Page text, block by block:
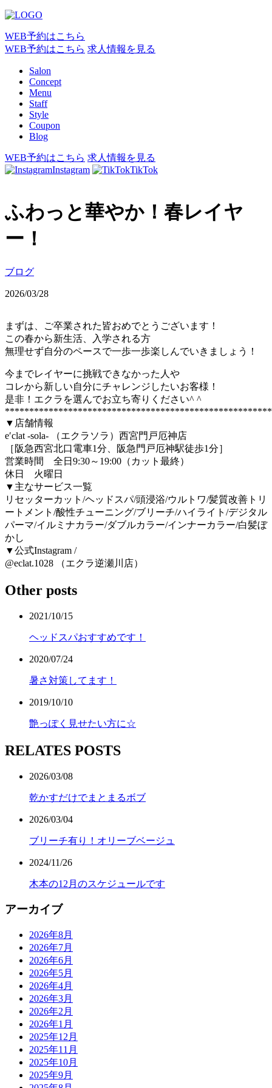
WEB予約はこちら
WEB予約はこちら 求人情報を見る
Salon
Concept
Menu
Staff
Style
Coupon
Blog
WEB予約はこちら 求人情報を見る
Instagram
TikTok
ふわっと華やか！春レイヤ
ー！
ブログ
2026/03/28
まずは、ご卒業された皆おめでとうございます！
この春から新生活、入学される方
無理せず自分のペースで一歩一歩楽しんでいきましょう！
今までレイヤーに挑戦できなかった人や
コレから新しい自分にチャレンジしたいお客様！
是非！エクラを選んでお立ち寄りください^ ^
▼店舗情報
e′clat -sola- （エクラソラ）西宮門戸厄神店
［阪急西宮北口電車1分、阪急門戸厄神駅徒歩1分］
営業時間 全日9:30～19:00（カット最終）
休日 火曜日
▼主なサービス一覧
リセッターカット/ヘッドスパ/頭浸浴/ウルトワ/髪質改善トリ
ートメント/酸性チューニング/ブリーチ/ハイライト/デジタル
パーマ/イルミナカラー/ダブルカラー/インナーカラー/白髪ぼ
かし
▼公式Instagram /
@eclat.1028 （エクラ逆瀬川店）
Other posts
2021/10/15
ヘッドスパおすすめです！
2020/07/24
暑さ対策してます！
2019/10/10
艶っぽく見せたい方に☆
RELATES POSTS
2026/03/08
乾かすだけでまとまるボブ
2026/03/04
ブリーチ有り！オリーブベージュ
2024/11/26
木本の12月のスケジュールです
アーカイブ
2026年8月
2026年7月
2026年6月
2026年5月
2026年4月
2026年3月
2026年2月
2026年1月
2025年12月
2025年11月
2025年10月
2025年9月